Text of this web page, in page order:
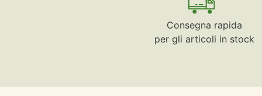
Consegna rapida
per gli articoli in stock